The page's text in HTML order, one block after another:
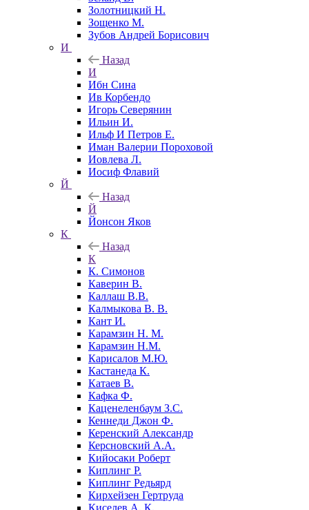
Золотницкий Н.
Зощенко М.
Зубов Андрей Борисович
И
Назад
И
Ибн Сина
Ив Корбендо
Игорь Северянин
Ильин И.
Ильф И Петров Е.
Иман Валерии Пороховой
Иовлева Л.
Иосиф Флавий
Й
Назад
Й
Йонсон Яков
К
Назад
К
К. Симонов
Каверин В.
Каллаш В.В.
Калмыкова В. В.
Кант И.
Карамзин Н. М.
Карамзин Н.М.
Карисалов М.Ю.
Кастанеда К.
Катаев В.
Кафка Ф.
Каценеленбаум З.С.
Кеннеди Джон Ф.
Керенский Александр
Керсновский А.А.
Кийосаки Роберт
Киплинг Р.
Киплинг Редьярд
Кирхейзен Гертруда
Киселев А. К.